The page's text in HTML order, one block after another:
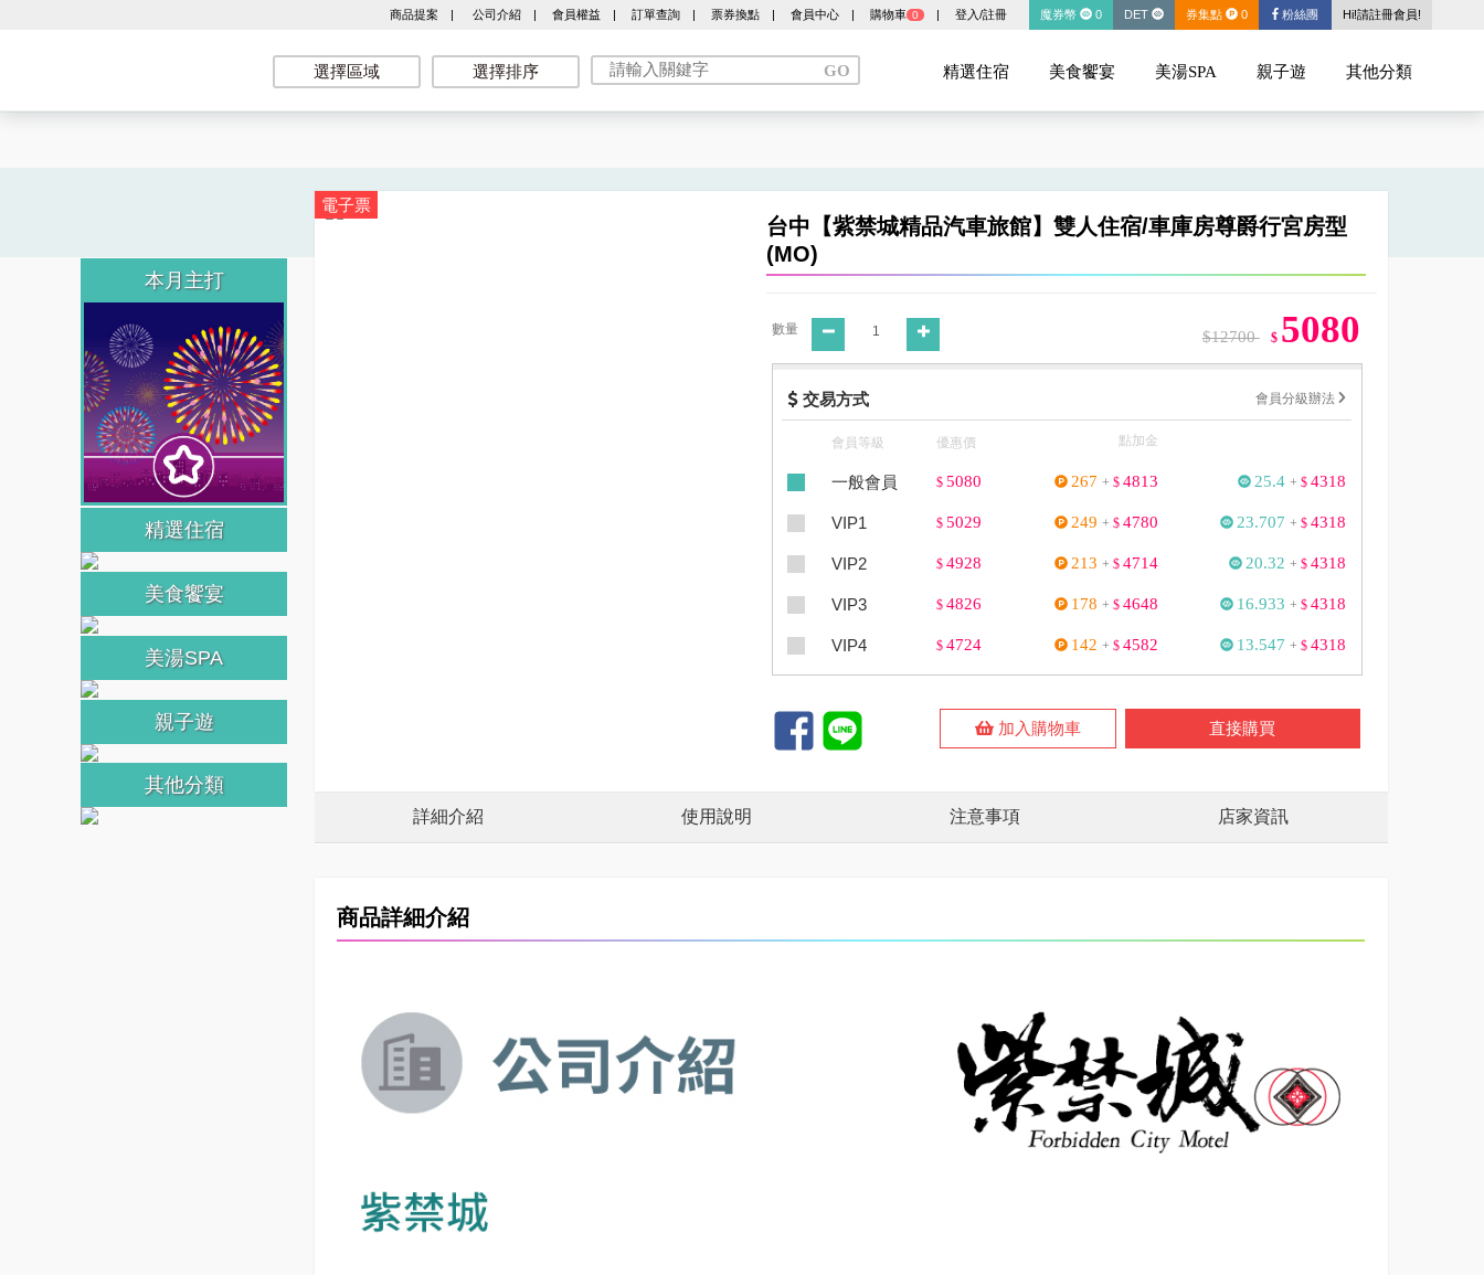
Hi!請註冊會員!
粉絲團
券集點 0
DET
魔券幣 0
商品提案| 公司介紹| 會員權益 | 訂單查詢| 票券換點| 會員中心| 購物車 0 | 登入/註冊
選擇區域 選擇排序 精選住宿 美食饗宴 美湯SPA 親子遊 其他分類
電子票
台中【紫禁城精品汽車旅館】雙人住宿/車庫房尊爵行宮房型
(MO)
數量 $12700 $ 5080
交易方式 會員分級辦法
會員等級 優惠價 點加金
一般會員 $5080 267 +$4813 25.4 +$4318
VIP1 $5029 249 +$4780 23.707 +$4318
VIP2 $4928 213 +$4714 20.32 +$4318
VIP3 $4826 178 +$4648 16.933 +$4318
VIP4 $4724 142 +$4582 13.547 +$4318
直接購買
加入購物車
詳細介紹 使用說明 注意事項 店家資訊
商品詳細介紹
本月主打
精選住宿
美食饗宴
美湯SPA
親子遊
其他分類